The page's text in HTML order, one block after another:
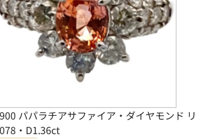
パパラチアサファイア・ダイヤモンド リ
・D1.36ct